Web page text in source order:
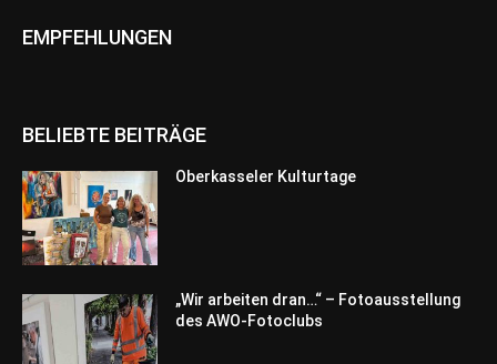
EMPFEHLUNGEN
BELIEBTE BEITRÄGE
Oberkasseler Kulturtage
„Wir arbeiten dran…“ – Fotoausstellung
des AWO-Fotoclubs